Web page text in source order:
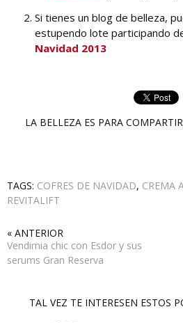
Si tienes un blog de belleza,
estupendo lote participando
Navidad 2013
LA BELLEZA ES PARA
TAGS: COFRES DE NAVIDAD, CREMA
REVITALIFT
« ANTERIOR
Vendimia chic con Esdor y sus
serums Gran Reserva
TAL VEZ TE INTERESEN ESTOS